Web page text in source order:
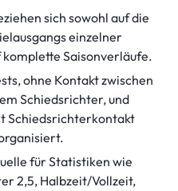
sich sowohl auf die
einzelner
komplette Saisonverläufe.
ohne Kontakt zwischen
Schiedsrichter, und
Schiedsrichterkontakt
für Statistiken wie
2,5, Halbzeit/Vollzeit,